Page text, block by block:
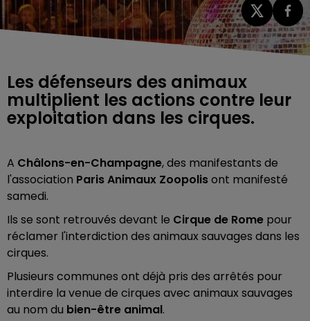
Les défenseurs des animaux
multiplient les actions contre leur
exploitation dans les cirques.
A Châlons-en-Champagne, des manifestants de
l'association Paris Animaux Zoopolisont manifesté
samedi.
Ils se sont retrouvés devant le Cirque de Rome pour
réclamer l'interdiction des animaux sauvages dans les
cirques.
Plusieurs communes ont déjà pris des arrêtés pour
interdire la venue de cirques avec animaux sauvages
au nom du bien-être animal.